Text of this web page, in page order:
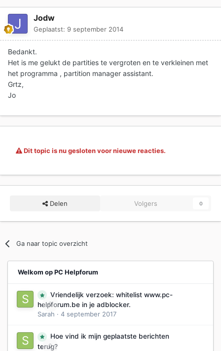
Jodw
Geplaatst: 9 september 2014
Bedankt.
Het is me gelukt de partities te vergroten en te verkleinen met
het programma , partition manager assistant.
Grtz,
Jo
Dit topic is nu gesloten voor nieuwe reacties.
Delen Volgers 0
Ga naar topic overzicht
Welkom op PC Helpforum
0
Vriendelijk verzoek: whitelist www.pc-
helpforum.be in je adblocker.
Sarah · 4 september 2017
0
Hoe vind ik mijn geplaatste berichten
terug?